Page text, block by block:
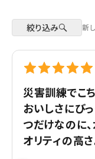
絞り込み 新
災害訓練でこ
おいしさにび
つだけなのに
オリティの高さ